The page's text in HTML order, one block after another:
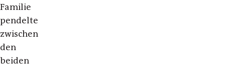
Familie
pendelte
zwischen
den
beiden